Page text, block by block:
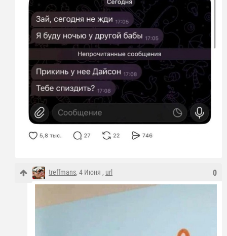
0
treffmans, 4 Июня , url